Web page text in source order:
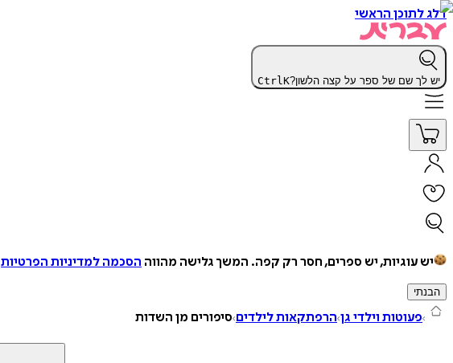
דלג לתוכן הראשי
יש לך שם של ספר על קצה הלשון? CtrlK
יש עוגיות, יש ספרים, חסר רק קפה. המשך גלישה מהווה הסכמה למדיניות הפרטיות
הבנתי
פעוטות וילדי גן הרפתקאות לילדים סיפורים מן השדות